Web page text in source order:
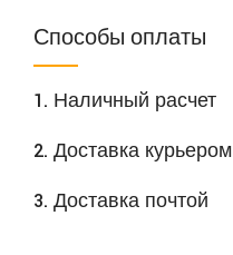
Способы оплаты
1. Наличный расчет
2. Доставка курьером
3. Доставка почтой